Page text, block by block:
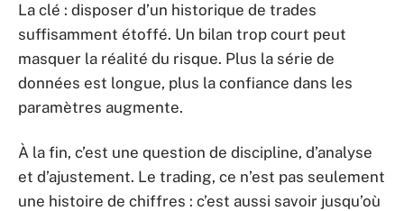
La clé : disposer d’un historique de trades
suffisamment étoffé. Un bilan trop court peut
masquer la réalité du risque. Plus la série de
données est longue, plus la confiance dans les
paramètres augmente.
À la fin, c’est une question de discipline, d’analyse
et d’ajustement. Le trading, ce n’est pas seulement
une histoire de chiffres : c’est aussi savoir jusqu’où